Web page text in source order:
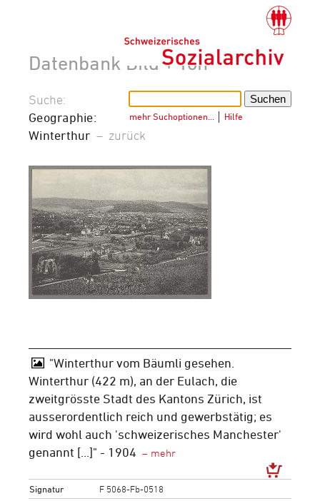
Datenbank Bild + Ton
mehr Suchoptionen… Hilfe
Suche:
Geographie:
Winterthur – zurück
"Winterthur vom Bäumli gesehen.
Winterthur (422 m), an der Eulach, die
zweitgrösste Stadt des Kantons Zürich, ist
ausserordentlich reich und gewerbstätig; es
wird wohl auch 'schweizerisches Manchester'
genannt [...]" - 1904
Signatur
F 5068-Fb-0518